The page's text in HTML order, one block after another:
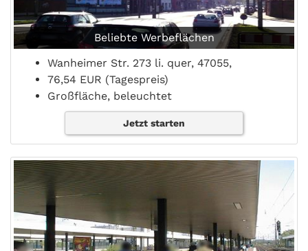
Beliebte Werbeflächen
Wanheimer Str. 273 li. quer, 47055,
76,54 EUR (Tagespreis)
Großfläche, beleuchtet
Jetzt starten